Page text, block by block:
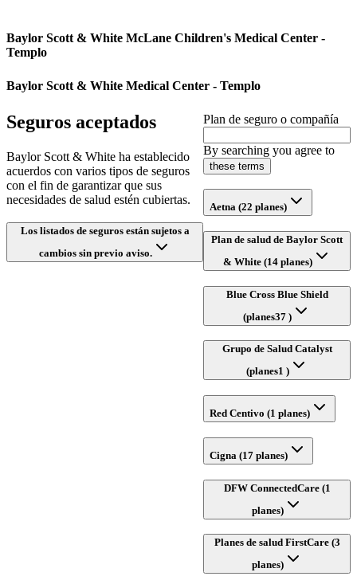
Baylor Scott & White McLane Children's Medical Center -
Templo
Baylor Scott & White Medical Center - Templo
Seguros aceptados
Baylor Scott & White ha establecido
acuerdos con varios tipos de seguros
con el fin de garantizar que sus
necesidades de salud estén cubiertas.
Los listados de seguros están sujetos a
cambios sin previo aviso.
Plan de seguro o compañía
By searching you agree to
these terms
Aetna (22 planes)
Plan de salud de Baylor Scott
& White (14 planes)
Blue Cross Blue Shield
(planes37 )
Grupo de Salud Catalyst
(planes1 )
Red Centivo (1 planes)
Cigna (17 planes)
DFW ConnectedCare (1
planes)
Planes de salud FirstCare (3
planes)